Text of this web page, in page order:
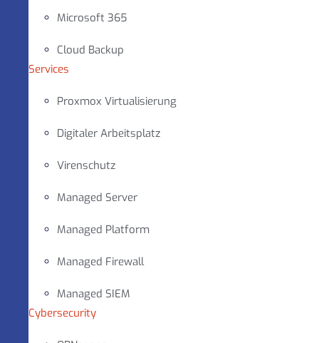
Microsoft 365
Cloud Backup
Services
Proxmox Virtualisierung
Digitaler Arbeitsplatz
Virenschutz
Managed Server
Managed Platform
Managed Firewall
Managed SIEM
Cybersecurity